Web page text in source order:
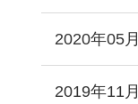
2020年05月
2019年11月